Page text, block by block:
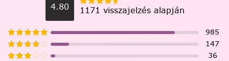
4.80 1171 visszajelzés alapján
985
147
36